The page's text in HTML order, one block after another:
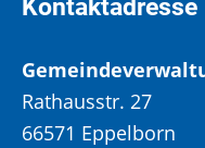
Kontaktadresse
Rathausstr. 27
66571 Eppelborn